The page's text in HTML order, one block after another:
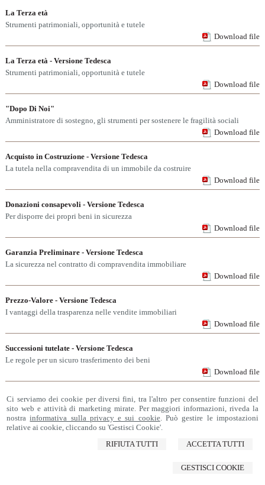
Ci serviamo dei cookie per diversi fini, tra l'altro per consentire funzioni del
sito web e attività di marketing mirate. Per maggiori informazioni, riveda la
nostrainformativa sulla privacy e sui cookie. Può gestire le impostazioni
relative ai cookie, cliccando su 'Gestisci Cookie'.
ACCETTA TUTTI
RIFIUTA TUTTI
GESTISCI COOKIE
La Terza età
Strumenti patrimoniali, opportunità e tutele
Download file
La Terza età - Versione Tedesca
Strumenti patrimoniali, opportunità e tutele
Download file
"Dopo Di Noi"
Amministratore di sostegno, gli strumenti per sostenere le fragilità sociali
Download file
Acquisto in Costruzione - Versione Tedesca
La tutela nella compravendita di un immobile da costruire
Download file
Donazioni consapevoli - Versione Tedesca
Per disporre dei propri beni in sicurezza
Download file
Garanzia Preliminare - Versione Tedesca
La sicurezza nel contratto di compravendita immobiliare
Download file
Prezzo-Valore - Versione Tedesca
I vantaggi della trasparenza nelle vendite immobiliari
Download file
Successioni tutelate - Versione Tedesca
Le regole per un sicuro trasferimento dei beni
Download file
Notaio Antonia Caridi
Via Cesare Federici,1 -Roma,00147
notaiocaridi@notaiocaridi.it-segreteria@notaiocaridi.it| PEC:
© 2026 Copyright Studio Notarile Caridi. Tutti i diritti riservati | P.IVA 09360490586 |